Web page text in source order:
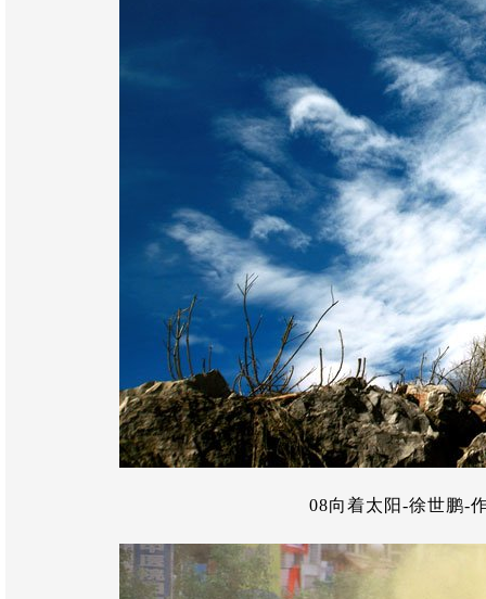
08向着太阳-徐世鹏-